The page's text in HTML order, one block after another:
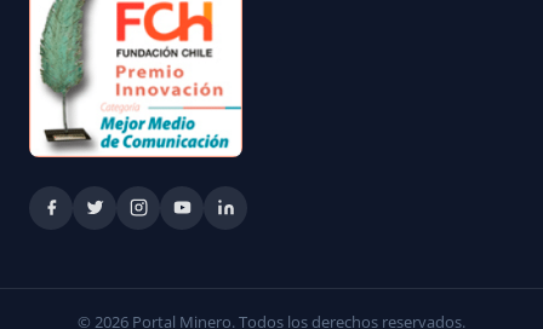
© 2026 Portal Minero. Todos los derechos reservados.